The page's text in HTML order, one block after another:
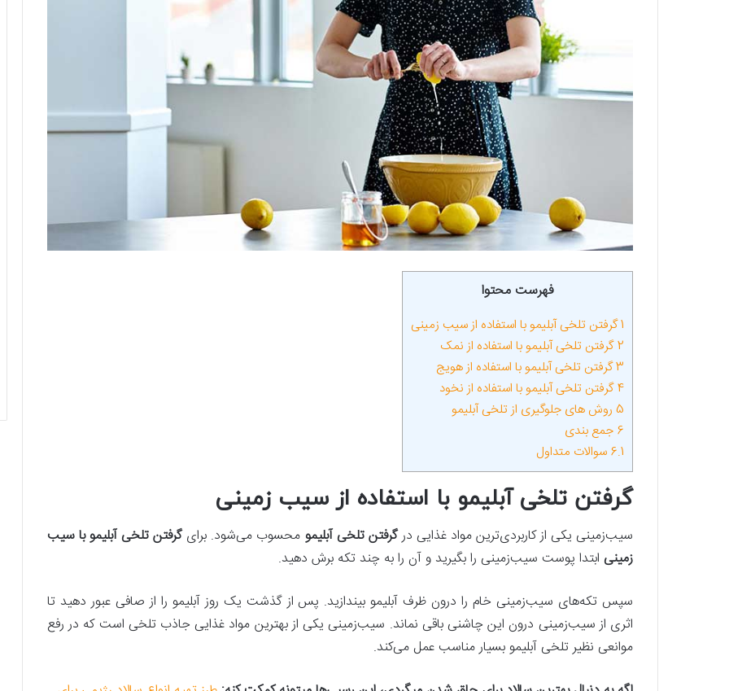
فهرست محتوا
1گرفتن تلخی آبلیمو با استفاده از سیب زمینی
2گرفتن تلخی آبلیمو با استفاده از نمک
3گرفتن تلخی آبلیمو با استفاده از هویج
4گرفتن تلخی آبلیمو با استفاده از نخود
5 روش ‌های جلوگیری از تلخی آبلیمو
6 جمع بندی
6.1 سوالات متداول
گرفتن تلخی آبلیمو با استفاده از سیب زمینی
سیب‌زمینی یکی از کاربردی‌ترین مواد غذایی درگرفتن تلخی آبلیمو محسوب می‌شود. برایگرفتن تلخی آبلیمو با سیب‌
زمینی ابتدا پوست سیب‌زمینی را بگیرید و آن را به چند تکه برش دهید.
سپس تکه‌های سیب‌زمینی خام را درون ظرف آبلیمو بیندازید. پس‌ از گذشت یک روز آبلیمو را از صافی عبور دهید تا
اثری از سیب‌زمینی درون این چاشنی باقی نماند. سیب‌زمینی یکی از بهترین مواد غذایی جاذب تلخی است که در رفع
موانعی نظیر تلخی آبلیمو بسیار مناسب عمل می‌کند.